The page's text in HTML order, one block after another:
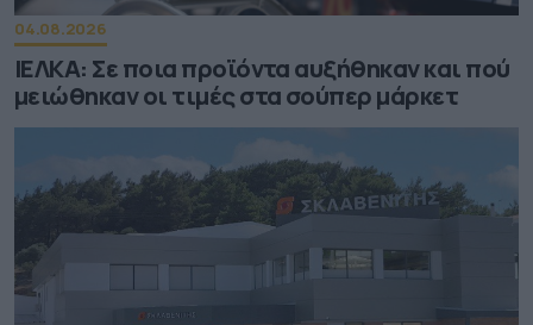
04.08.2026
ΙΕΛΚΑ: Σε ποια προϊόντα αυξήθηκαν και πού
μειώθηκαν οι τιμές στα σούπερ μάρκετ